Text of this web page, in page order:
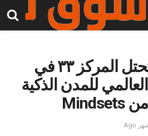
مدينة حائل تحتل المركز ٣٣ في
مؤشر IMD العالمي للمدن الذكية